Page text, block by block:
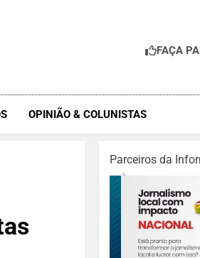
FAÇA
OPINIÃO & COLUNISTAS
Parceiros da